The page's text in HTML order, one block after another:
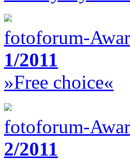
fotoforum-
1/2011
»Free choice«
fotoforum-
2/2011